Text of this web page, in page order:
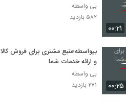
۰۰:۲۱
بی واسطه
۵۸۲ بازدید
۰۰:۲۵
بیواسطه؛منبع مشتری برای فروش کالا
و ارائه خدمات شما
بی واسطه
۲۷۱ بازدید